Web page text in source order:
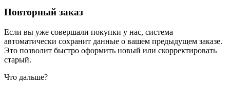
Повторный заказ
Если вы уже совершали покупки у нас, система
автоматически сохранит данные о вашем предыдущем заказе.
Это позволит быстро оформить новый или скорректировать
старый.
Что дальше?